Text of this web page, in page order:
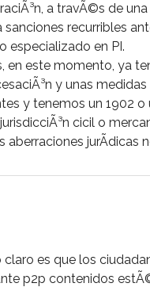
a travÃ©s de una
sanciones recurribles
especializado en PI.
en este momento, ya
y unas
y tenemos un 1902 o
cicil o
aberraciones jurÃ­dicas
es que los
p2p contenidos